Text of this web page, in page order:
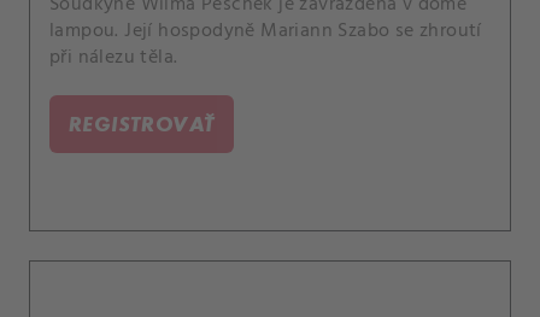
lampou. Její hospodyně Mariann Szabo se zhroutí
při nálezu těla.
REGISTROVAŤ